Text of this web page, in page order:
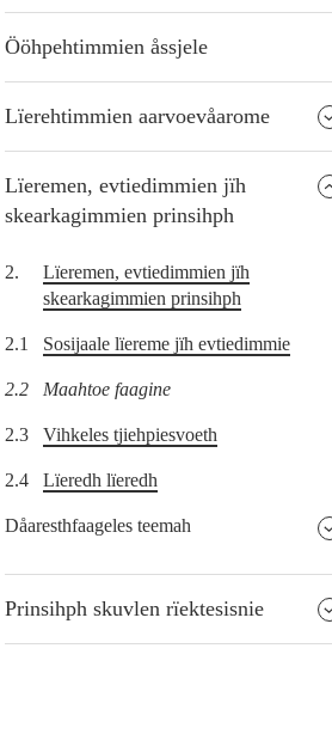
Ööhpehtimmien åssjele
Lïerehtimmien aarvoevåarome
Lïeremen, evtiedimmien jïh
skearkagimmien prinsihph
2.
Lïeremen, evtiedimmien jïh
skearkagimmien prinsihph
2.1 Sosijaale lïereme jïh evtiedimmie
2.2 Maahtoe faagine
2.3 Vihkeles tjiehpiesvoeth
2.4 Lïeredh lïeredh
Dåaresthfaageles teemah
Prinsihph skuvlen rïektesisnie